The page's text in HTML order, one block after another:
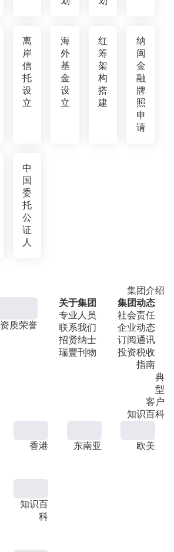
离
岸
信
托
设
立
海
外
基
金
设
立
红
筹
架
构
搭
建
纳
闽
金
融
牌
照
申
请
中
国
委
托
公
证
人
集团介绍
资质荣誉
关于集团
专业人员
联系我们
招贤纳士
瑞豐刊物
集团动态
社会责任
企业动态
订阅通讯
投资税收
指南
典
型
客户
知识百科
香港 东南亚 欧美
知识百
科